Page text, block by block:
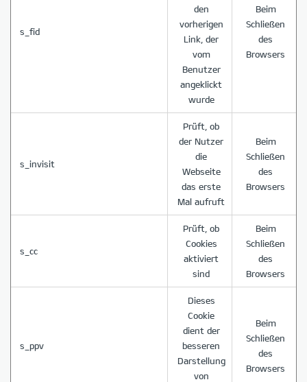
s_fid
den
vorherigen
Link, der
vom
Benutzer
angeklickt
wurde
Beim
Schließen
des
Browsers
s_invisit
Prüft, ob
der Nutzer
die
Webseite
das erste
Mal aufruft
Beim
Schließen
des
Browsers
s_cc
Prüft, ob
Cookies
aktiviert
sind
Beim
Schließen
des
Browsers
s_ppv
Dieses
Cookie
dient der
besseren
Darstellung
von
Beim
Schließen
des
Browsers